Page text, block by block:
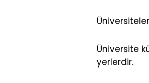
Üniversite
yerlerdir.